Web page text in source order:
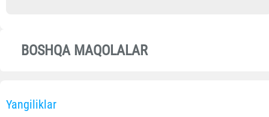
BOSHQA MAQOLALAR
Yangiliklar